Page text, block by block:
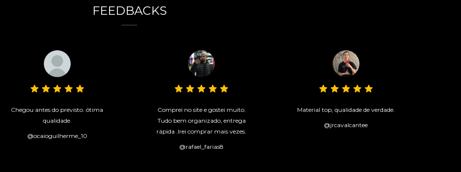
FEEDBACKS
Chegou antes do previsto. ótima
qualidade.
@ocaioguilherme_10
Comprei no site e gostei muito.
Tudo bem organizado, entrega
rápida .Irei comprar mais vezes.
@rafael_farias8
Material top, qualidade de verdade.
@jrcavalcantee